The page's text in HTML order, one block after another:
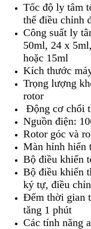
Tốc độ ly tâm
thể điều chỉnh
Công suất ly
50ml, 24 x
hoặc 15ml
Kích thước
Trọng lượng
rotor
Động cơ chổi
Nguồn điện:
Rotor góc và
Màn hỉnh hiển
Bộ điều khiển
Bộ điều khiển
ký tự, điều
Đếm thời gian
tăng 1 phút
Các tính năng